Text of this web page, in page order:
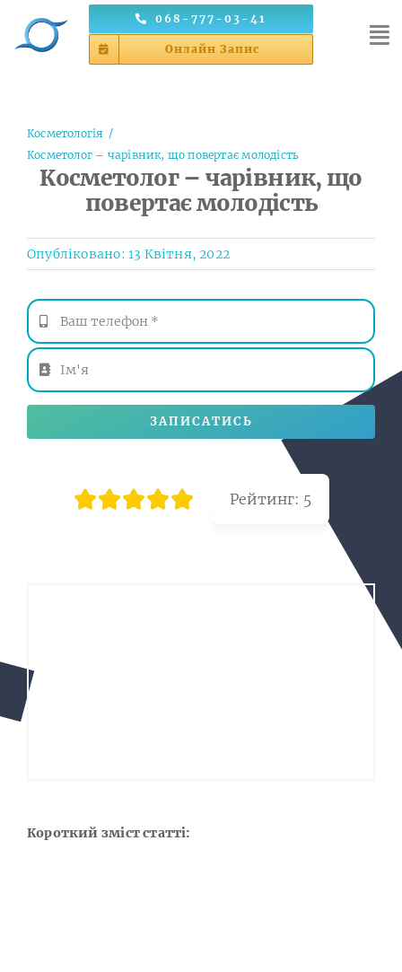
068-777-03-41
Онлайн Запис
Косметологія
Косметолог – чарівник, що повертає молодість
Косметолог – чарівник, що
повертає молодість
Опубліковано: 13 Квітня, 2022
ЗАПИСАТИСЬ
Рейтинг: 5
Короткий зміст статті: